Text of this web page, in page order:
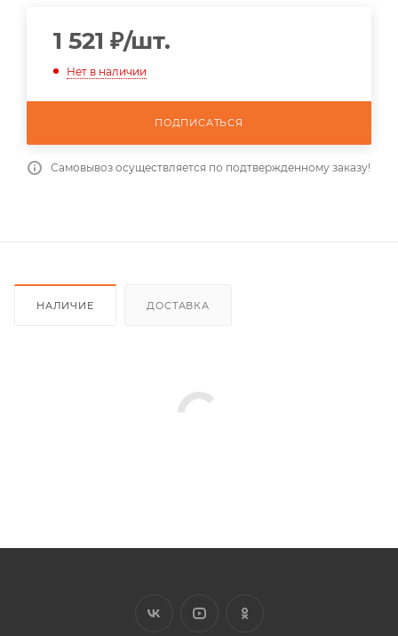
1 521 ₽/шт.
Нет в наличии
ПОДПИСАТЬСЯ
Самовывоз осуществляется по подтвержденному заказу!
НАЛИЧИЕ ДОСТАВКА